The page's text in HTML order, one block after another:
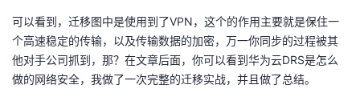
可以看到，迁移图中是使用到了VPN，这个的作用主要就是保住一
个高速稳定的传输，以及传输数据的加密，万一你同步的过程被其
他对手公司抓到，那？在文章后面，你可以看到华为云DRS是怎么
做的网络安全，我做了一次完整的迁移实战，并且做了总结。